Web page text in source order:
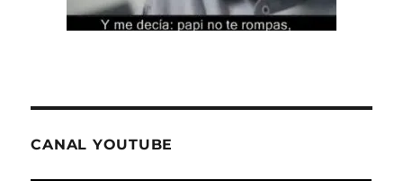
CANAL YOUTUBE